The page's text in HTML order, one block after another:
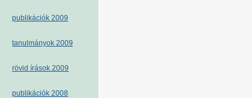
publikációk 2009
tanulmányok 2009
rövid írások 2009
publikációk 2008